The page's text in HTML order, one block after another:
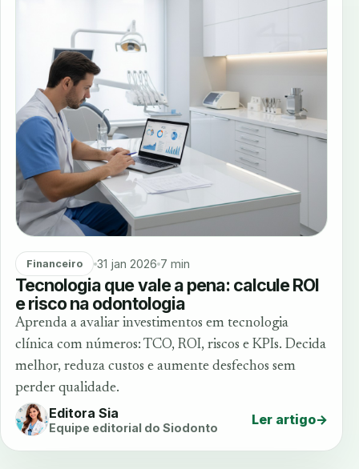
Financeiro 31 jan 2026 7 min
Tecnologia que vale a pena: calcule ROI
e risco na odontologia
Aprenda a avaliar investimentos em tecnologia
clínica com números: TCO, ROI, riscos e KPIs. Decida
melhor, reduza custos e aumente desfechos sem
perder qualidade.
Editora Sia
Equipe editorial do Siodonto Ler artigo→